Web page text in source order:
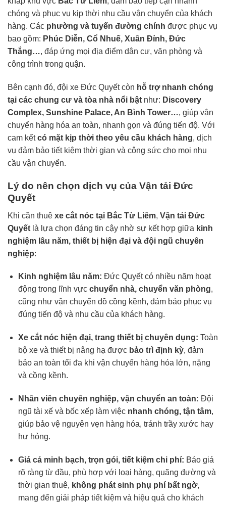
chóng và phục vụ kịp thời nhu cầu vận chuyển của khách
hàng. Các phường và tuyến đường chính được phục vụ
bao gồm: Phúc Diễn, Cổ Nhuế, Xuân Đỉnh, Đức
Thắng…, đáp ứng mọi địa điểm dân cư, văn phòng và
công trình trong quận.
Bên cạnh đó, đội xe Đức Quyết còn hỗ trợ nhanh chóng
tại các chung cư và tòa nhà nổi bật như: Discovery
Complex, Sunshine Palace, An Bình Tower…, giúp vận
chuyển hàng hóa an toàn, nhanh gọn và đúng tiến độ. Với
cam kếtcó mặt kịp thời theo yêu cầu khách hàng, dịch
vụ đảm bảo tiết kiệm thời gian và công sức cho mọi nhu
cầu vận chuyển.
Lý do nên chọn dịch vụ của Vận tải Đức
Quyết
Khi cần thuê xe cắt nóc tại Bắc Từ Liêm, Vận tải Đức
Quyết là lựa chọn đáng tin cậy nhờ sự kết hợp giữa kinh
nghiệm lâu năm, thiết bị hiện đại và đội ngũ chuyên
nghiệp:
Kinh nghiệm lâu năm: Đức Quyết có nhiều năm hoạt
động trong lĩnh vực chuyển nhà, chuyển văn phòng,
cũng như vận chuyển đồ cồng kềnh, đảm bảo phục vụ
đúng tiến độ và nhu cầu của khách hàng.
Xe cắt nóc hiện đại, trang thiết bị chuyên dụng: Toàn
bộ xe và thiết bị nâng hạ được bảo trì định kỳ, đảm
bảo an toàn tối đa khi vận chuyển hàng hóa lớn, nặng
và cồng kềnh.
Nhân viên chuyên nghiệp, vận chuyển an toàn: Đội
ngũ tài xế và bốc xếp làm việc nhanh chóng, tận tâm,
giúp bảo vệ nguyên vẹn hàng hóa, tránh trầy xước hay
hư hỏng.
Giá cả minh bạch, trọn gói, tiết kiệm chi phí: Báo giá
rõ ràng từ đầu, phù hợp với loại hàng, quãng đường và
thời gian thuê, không phát sinh phụ phí bất ngờ,
mang đến giải pháp tiết kiệm và hiệu quả cho khách